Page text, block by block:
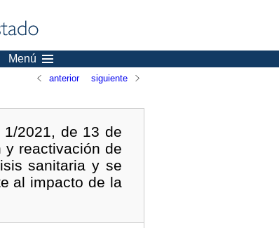
Menú
anterior siguiente
2021, de 13 de
y reactivación de
sanitaria y se
al impacto de la